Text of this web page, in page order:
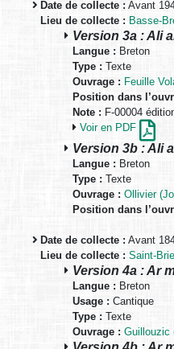
Date de collecte : Avant
Lieu de collecte : Basse-
Version 3a : Ali
Langue : Breton
Type : Texte
Ouvrage : Feuille
Position dans
Note : F-00004
Voir en PDF
Version 3b : Ali
Langue : Breton
Type : Texte
Ouvrage : Ollivier
Position dans
Date de collecte : Avant
Lieu de collecte : Saint-
Version 4a : Ar
Langue : Breton
Usage : Cantique
Type : Texte
Ouvrage : Guillouzic